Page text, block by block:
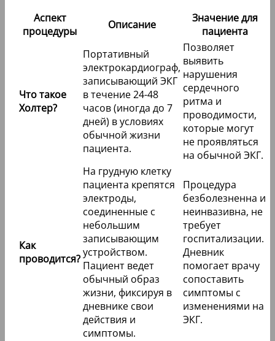
Аспект
процедуры
Описание
Значение для
пациента
Что такое
Холтер?
Портативный
электрокардиограф,
записывающий ЭКГ
в течение 24-48
часов (иногда до 7
дней) в условиях
обычной жизни
пациента.
Позволяет
выявить
нарушения
сердечного
ритма и
проводимости,
которые могут
не проявляться
на обычной ЭКГ.
Как
проводится?
На грудную клетку
пациента крепятся
электроды,
соединенные с
небольшим
записывающим
устройством.
Пациент ведет
обычный образ
жизни, фиксируя в
дневнике свои
действия и
симптомы.
Процедура
безболезненна и
неинвазивна, не
требует
госпитализации.
Дневник
помогает врачу
сопоставить
симптомы с
изменениями на
ЭКГ.